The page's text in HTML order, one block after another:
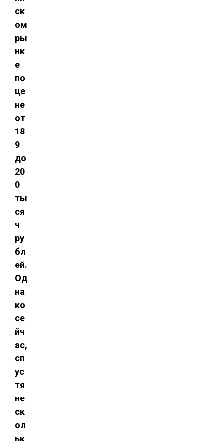
ск
ом
ры
нк
е
по
це
не
от
18
9
до
20
0
ты
ся
ч
ру
бл
ей.
Од
на
ко
се
йч
ас,
сп
ус
тя
не
ск
ол
ьк